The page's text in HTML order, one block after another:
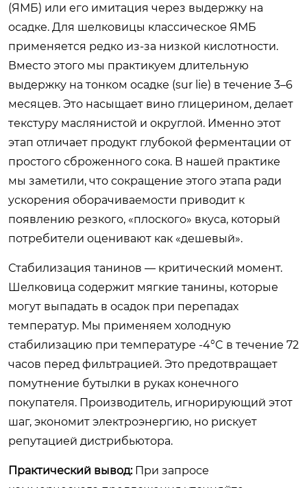
(ЯМБ) или его имитация через выдержку на
осадке. Для шелковицы классическое ЯМБ
применяется редко из-за низкой кислотности.
Вместо этого мы практикуем длительную
выдержку на тонком осадке (sur lie) в течение 3–6
месяцев. Это насыщает вино глицерином, делает
текстуру маслянистой и округлой. Именно этот
этап отличает продукт глубокой ферментации от
простого сброженного сока. В нашей практике
мы заметили, что сокращение этого этапа ради
ускорения оборачиваемости приводит к
появлению резкого, «плоского» вкуса, который
потребители оценивают как «дешевый».
Стабилизация танинов — критический момент.
Шелковица содержит мягкие танины, которые
могут выпадать в осадок при перепадах
температур. Мы применяем холодную
стабилизацию при температуре -4°C в течение 72
часов перед фильтрацией. Это предотвращает
помутнение бутылки в руках конечного
покупателя. Производитель, игнорирующий этот
шаг, экономит электроэнергию, но рискует
репутацией дистрибьютора.
Практический вывод:При запросе